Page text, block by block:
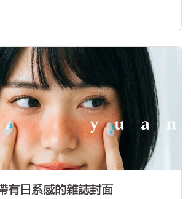
有日系感的雜誌封面